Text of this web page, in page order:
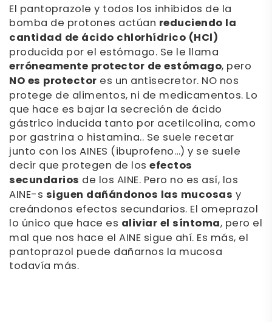
El pantoprazole y todos los inhibidos de la
bomba de protones actúan reduciendo la
cantidad de ácido chlorhídrico (HCl)
producida por el estómago. Se le llama
erróneamente protector de estómago, pero
NO es protector es un antisecretor. NO nos
protege de alimentos, ni de medicamentos. Lo
que hace es bajar la secreción de ácido
gástrico inducida tanto por acetilcolina, como
por gastrina o histamina.. Se suele recetar
junto con los AINES (ibuprofeno…) y se suele
decir que protegen de los efectos
secundarios de los AINE. Pero no es así, los
AINE-s siguen dañándonos las mucosas y
creándonos efectos secundarios. El omeprazol
lo único que hace es aliviar el síntoma, pero el
mal que nos hace el AINE sigue ahí. Es más, el
pantoprazol puede dañarnos la mucosa
todavía más.